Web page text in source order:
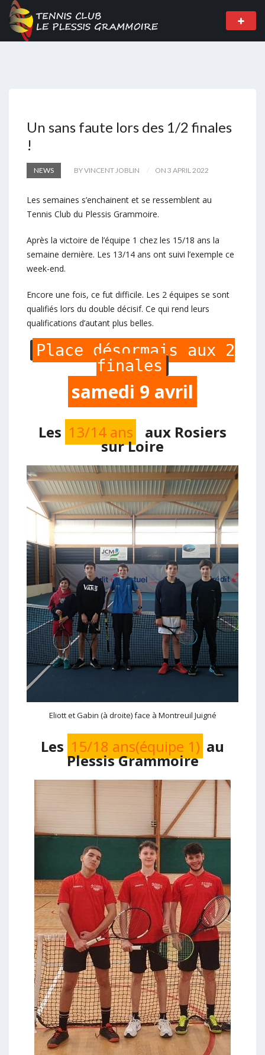
Un sans faute lors des 1/2 finales
!
NEWS BY VINCENT JOBLIN ON 3 APRIL 2022
Les semaines s’enchainent et se ressemblent au
Tennis Club du Plessis Grammoire.
Après la victoire de l’équipe 1 chez les 15/18 ans la
semaine dernière. Les 13/14 ans ont suivi l’exemple ce
week-end.
Encore une fois, ce fut difficile. Les 2 équipes se sont
qualifiés lors du double décisif. Ce qui rend leurs
qualifications d’autant plus belles.
Place désormais aux 2
finales
samedi 9 avril
Les 13/14 ans aux Rosiers
sur Loire
Eliott et Gabin (à droite) face à Montreuil Juigné
Les 15/18 ans(équipe 1) au
Plessis Grammoire